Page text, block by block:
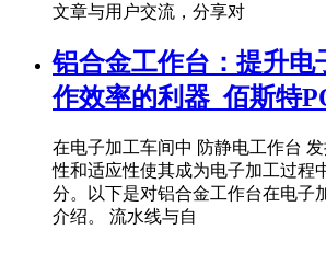
文章与用户交流，分享对
铝合金工作台：提升电
作效率的利器_佰斯特
在电子加工车间中 防静电工作台
性和适应性使其成为电子加工过程
分。以下是对铝合金工作台在电子
介绍。 流水线与自